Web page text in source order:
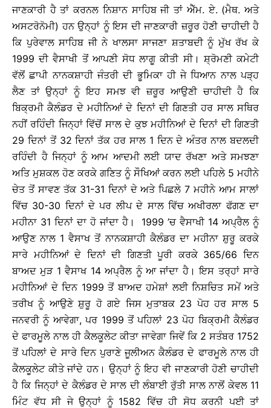
ਜਾਣਕਾਰੀ ਹੈ ਤਾਂ ਕਰਨਲ ਨਿਸ਼ਾਨ ਸਾਹਿਬ ਜੀ ਤਾਂ ਐੱਮ. ਏ. (ਮੈਥ. ਅਤੇ
ਅਸਟਰੋਨੋਮੀ) ਹਨ ਉਨ੍ਹਾਂ ਨੂੰ ਇਸ ਦੀ ਜਾਣਕਾਰੀ ਜ਼ਰੂਰ ਹੋਣੀ ਚਾਹੀਦੀ ਹੈ
ਕਿ ਪੁਰੇਵਾਲ ਸਾਹਿਬ ਜੀ ਨੇ ਖਾਲਸਾ ਸਾਜਣਾ ਸ਼ਤਾਬਦੀ ਨੂੰ ਮੁੱਖ ਰੱਖ ਕੇ
1999 ਦੀ ਵੈਸਾਖੀ ਤੋਂ ਆਪਣੀ ਸੋਧ ਲਾਗੂ ਕੀਤੀ ਸੀ। ਸ਼੍ਰੋਮਣੀ ਕਮੇਟੀ
ਵੱਲੋਂ ਛਾਪੀ ਨਾਨਕਸ਼ਾਹੀ ਜੰਤਰੀ ਦੀ ਭੂਮਿਕਾ ਹੀ ਜੇ ਧਿਆਨ ਨਾਲ ਪੜ੍ਹ
ਲੈਣ ਤਾਂ ਉਨ੍ਹਾਂ ਨੂੰ ਇਹ ਸਮਝ ਵੀ ਜ਼ਰੂਰ ਆਉਣੀ ਚਾਹੀਦੀ ਹੈ ਕਿ
ਬਿਕ੍ਰਮੀ ਕੈਲੰਡਰ ਦੇ ਮਹੀਨਿਆਂ ਦੇ ਦਿਨਾਂ ਦੀ ਗਿਣਤੀ ਹਰ ਸਾਲ ਸਥਿਰ
ਨਹੀਂ ਰਹਿੰਦੀ ਜਿਨ੍ਹਾਂ ਵਿੱਚੋਂ ਸਾਲ ਦੇ ਕੁਝ ਮਹੀਨਿਆਂ ਦੇ ਦਿਨਾਂ ਦੀ ਗਿਣਤੀ
29 ਦਿਨਾਂ ਤੋਂ 32 ਦਿਨਾਂ ਤੱਕ ਹਰ ਸਾਲ 1 ਦਿਨ ਦੇ ਅੰਤਰ ਨਾਲ ਬਦਲਦੀ
ਰਹਿੰਦੀ ਹੈ ਜਿਨ੍ਹਾਂ ਨੂੰ ਆਮ ਆਦਮੀ ਲਈ ਯਾਦ ਰੱਖਣਾ ਅਤੇ ਸਮਝਣਾ
ਅਤਿ ਮੁਸ਼ਕਲ ਹੋਣ ਕਰਕੇ ਗਣਿਤ ਨੂੰ ਸੌਖਿਆਂ ਕਰਨ ਲਈ ਪਹਿਲੇ 5 ਮਹੀਨੇ
ਚੇਤ ਤੋਂ ਸਾਵਣ ਤੱਕ 31-31 ਦਿਨਾਂ ਦੇ ਅਤੇ ਪਿਛਲੇ 7 ਮਹੀਨੇ ਆਮ ਸਾਲਾਂ
ਵਿੱਚ 30-30 ਦਿਨਾਂ ਦੇ ਪਰ ਲੀਪ ਦੇ ਸਾਲ ਵਿੱਚ ਅਖੀਰਲਾ ਫੱਗਣ ਦਾ
ਮਹੀਨਾ 31 ਦਿਨਾਂ ਦਾ ਹੋ ਜਾਂਦਾ ਹੈ। 1999 ’ਚ ਵੈਸਾਖੀ 14 ਅਪ੍ਰੈਲ ਨੂੰ
ਆਉਣ ਨਾਲ 1 ਵੈਸਾਖ ਤੋਂ ਨਾਨਕਸ਼ਾਹੀ ਕੈਲੰਡਰ ਦਾ ਮਹੀਨਾ ਸ਼ੁਰੂ ਕਰਕੇ
ਸਾਰੇ ਮਹੀਨਿਆਂ ਦੇ ਦਿਨਾਂ ਦੀ ਗਿਣਤੀ ਪੂਰੀ ਕਰਕੇ 365/66 ਦਿਨ
ਬਾਅਦ ਮੁੜ 1 ਵੈਸਾਖ 14 ਅਪ੍ਰੈਲ ਨੂੰ ਆ ਜਾਂਦਾ ਹੈ। ਇਸ ਤਰ੍ਹਾਂ ਸਾਰੇ
ਮਹੀਨਿਆਂ ਦੇ ਦਿਨ 1999 ਤੋਂ ਬਾਅਦ ਹਮੇਸ਼ਾਂ ਲਈ ਨਿਸ਼ਚਿਤ ਸਮੇਂ ਅਤੇ
ਤਰੀਖ ਨੂੰ ਆਉਣੇ ਸ਼ੁਰੂ ਹੋ ਗਏ ਜਿਸ ਮੁਤਾਬਕ 23 ਪੋਹ ਹਰ ਸਾਲ 5
ਜਨਵਰੀ ਨੂੰ ਆਵੇਗਾ, ਪਰ 1999 ਤੋਂ ਪਹਿਲਾਂ 23 ਪੋਹ ਬਿਕ੍ਰਮੀ ਕੈਲੰਡਰ
ਦੇ ਫਾਰਮੂਲੇ ਨਾਲ ਹੀ ਕੈਲਕੂਲੇਟ ਕੀਤਾ ਜਾਵੇਗਾ ਜਿਵੇਂ ਕਿ 2 ਸਤੰਬਰ 1752
ਤੋਂ ਪਹਿਲਾਂ ਦੇ ਸਾਰੇ ਦਿਨ ਪੁਰਾਣੇ ਜੂਲੀਅਨ ਕੈਲੰਡਰ ਦੇ ਫਾਰਮੂਲੇ ਨਾਲ ਹੀ
ਕੈਲਕੂਲੇਟ ਕੀਤੇ ਜਾਂਦੇ ਹਨ। ਉਨ੍ਹਾਂ ਨੂੰ ਇਹ ਵੀ ਜਾਣਕਾਰੀ ਹੋਣੀ ਚਾਹੀਦੀ
ਹੈ ਕਿ ਜਿਨ੍ਹਾਂ ਦੇ ਕੈਲੰਡਰ ਦੇ ਸਾਲ ਦੀ ਲੰਬਾਈ ਰੁੱਤੀ ਸਾਲ ਨਾਲੋਂ ਕੇਵਲ 11
ਮਿੰਟ ਵੱਧ ਸੀ ਜੇ ਉਨ੍ਹਾਂ ਨੂੰ 1582 ਵਿੱਚ ਹੀ ਸੋਧ ਕਰਨੀ ਪਈ ਤਾਂ